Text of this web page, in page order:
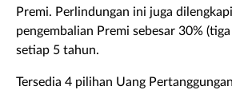
Premi. Perlindungan ini juga
pengembalian Premi sebesar 30%
setiap 5 tahun.
Tersedia 4 pilihan Uang